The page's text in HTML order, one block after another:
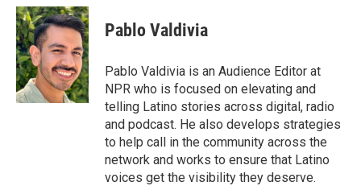
c
e
b
o
o
k
i
t
t
e
r
n
k
e
d
I
n
Pablo Valdivia
Pablo Valdivia is an Audience Editor at
NPR who is focused on elevating and
telling Latino stories across digital, radio
and podcast. He also develops strategies
to help call in the community across the
network and works to ensure that Latino
voices get the visibility they deserve.